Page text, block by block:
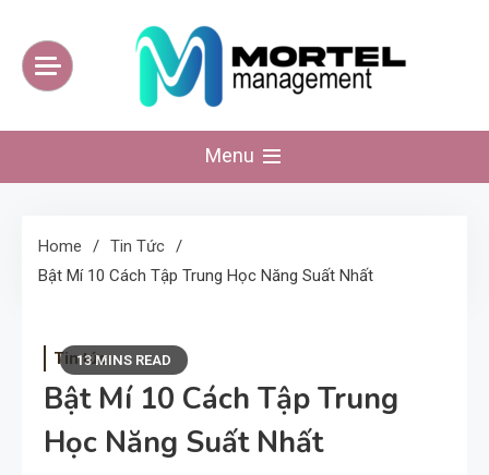
content
Menu
Home
Tin Tức
Bật Mí 10 Cách Tập Trung Học Năng Suất Nhất
13 MINS READ
Tin tức
Bật Mí 10 Cách Tập Trung
Học Năng Suất Nhất